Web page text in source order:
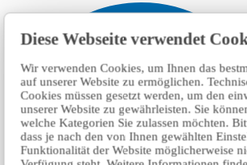
Diese Webseite verwendet
Wir verwenden Cookies, um Ihnen das
auf unserer Website zu ermöglichen.
Cookies müssen gesetzt werden, um den
unserer Website zu gewährleisten. Sie
welche Kategorien Sie zulassen möchten.
dass je nach den von Ihnen gewählten
Funktionalität der Website möglicherweise